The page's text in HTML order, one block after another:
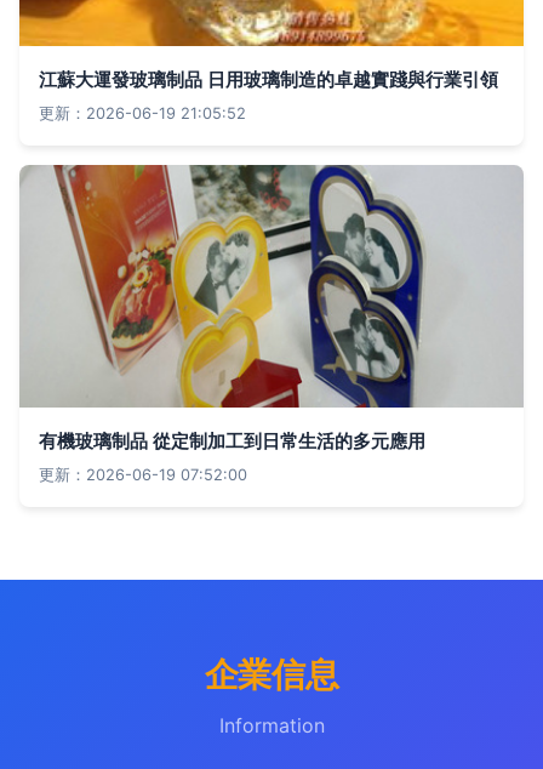
江蘇大運發玻璃制品 日用玻璃制造的卓越實踐與行業引領
更新：2026-06-19 21:05:52
有機玻璃制品 從定制加工到日常生活的多元應用
更新：2026-06-19 07:52:00
企業信息
Information